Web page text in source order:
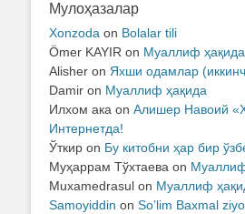
Мулоҳазалар
Xonzoda on Bolalar tili
Ömer KAYIR on Муаллиф ҳақида
Alisher on Яхши одамлар
Damir on Муаллиф ҳақида
Илхом ака on Алишер Навоий
Интернетда!
Ўткир on Бу китобни ҳар бир
Муҳаррам Тўхтаева on
Muxamedrasul on Муаллиф
Samoyiddin on So’lim Baxmal